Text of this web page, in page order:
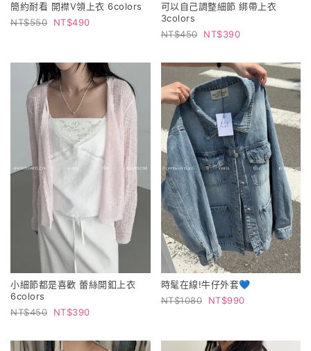
簡約耐看 開襟V領上衣 6colors
550
490
可以自己調整細節 綁帶上衣
3colors
450
390
小細節都是喜歡 蕾絲開釦上衣
6colors
450
390
時髦在線!牛仔外套💙
1080
990